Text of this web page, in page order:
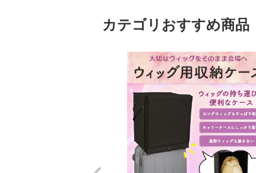
カテゴリおすすめ商品